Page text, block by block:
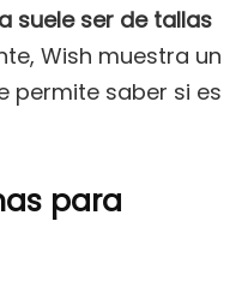
suele ser de tallas
Wish muestra un
permite saber si es
para